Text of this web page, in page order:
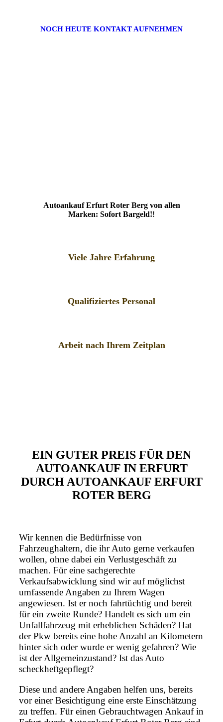
NOCH HEUTE KONTAKT AUFNEHMEN
Autoankauf Erfurt Roter Berg von allen
Marken: Sofort Bargeld!!
Viele Jahre Erfahrung
Qualifiziertes Personal
Arbeit nach Ihrem Zeitplan
EIN GUTER PREIS FÜR DEN
AUTOANKAUF IN ERFURT
DURCH AUTOANKAUF ERFURT
ROTER BERG
Wir kennen die Bedürfnisse von
Fahrzeughaltern, die ihr Auto gerne verkaufen
wollen, ohne dabei ein Verlustgeschäft zu
machen. Für eine sachgerechte
Verkaufsabwicklung sind wir auf möglichst
umfassende Angaben zu Ihrem Wagen
angewiesen. Ist er noch fahrtüchtig und bereit
für ein zweite Runde? Handelt es sich um ein
Unfallfahrzeug mit erheblichen Schäden? Hat
der Pkw bereits eine hohe Anzahl an Kilometern
hinter sich oder wurde er wenig gefahren? Wie
ist der Allgemeinzustand? Ist das Auto
scheckheftgepflegt?
Diese und andere Angaben helfen uns, bereits
vor einer Besichtigung eine erste Einschätzung
zu treffen. Für einen Gebrauchtwagen Ankauf in